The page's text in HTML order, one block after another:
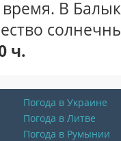
В
ч.
Погода в Украине
Погода в Литве
Погода в Румынии